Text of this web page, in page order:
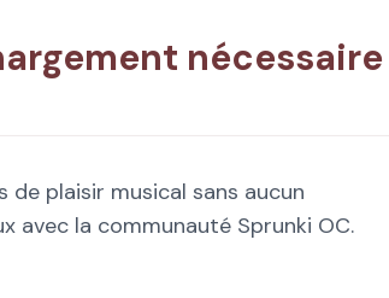
nécessaire
de plaisir musical sans aucun
avec la communauté Sprunki OC.